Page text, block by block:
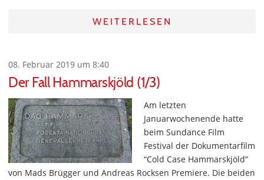
WEITERLESEN
08. Februar 2019 um 8:40
Der Fall Hammarskjöld (1/3)
Am letzten
Januarwochenende hatte
beim Sundance Film
Festival der Dokumentarfilm
“Cold Case Hammarskjöld”
von Mads Brügger und Andreas Rocksen Premiere. Die beiden